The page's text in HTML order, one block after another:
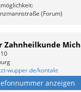
(Forum)
Zahnheilkunde
wupper.de/kontakt
anzeigen